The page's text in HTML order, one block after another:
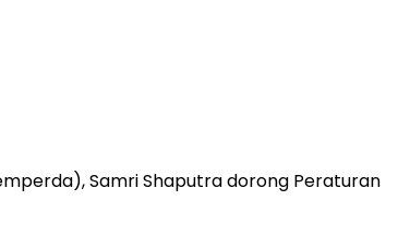
Samri Shaputra dorong Peraturan